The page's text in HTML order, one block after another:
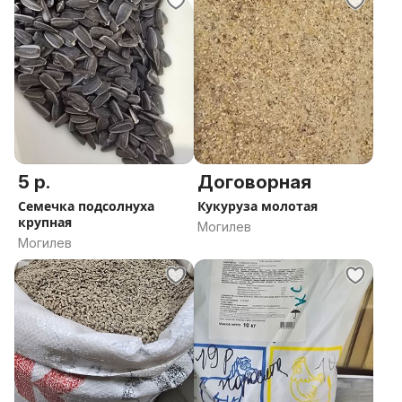
5 р.
Семечка подсолнуха
крупная
Могилев
Договорная
Кукуруза молотая
Могилев